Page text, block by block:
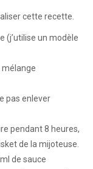
cette recette.
(j’utilise un modèle
mélange
pas enlever
pendant 8 heures,
de la mijoteuse.
de sauce